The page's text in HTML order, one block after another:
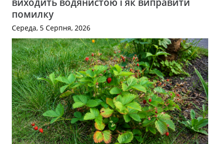
помилку
Середа, 5 Серпня, 2026